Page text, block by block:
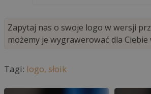
Zapytaj nas o swoje logo w wersji
możemy je wygrawerować dla Ciebie
Tagi: logo, słoik